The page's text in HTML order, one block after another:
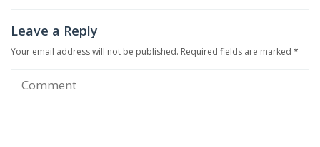
Leave a Reply
Your email address will not be published. Required fields are marked *